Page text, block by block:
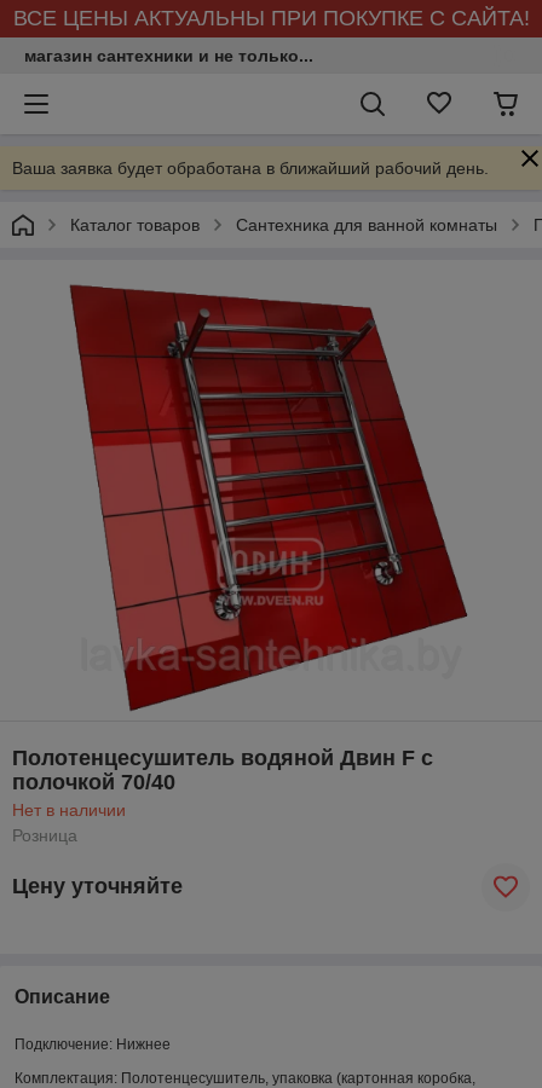
ВСЕ ЦЕНЫ АКТУАЛЬНЫ ПРИ ПОКУПКЕ С САЙТА!
магазин сантехники и не только...
Ваша заявка будет обработана в ближайший рабочий день.
Каталог товаров Сантехника для ванной комнаты
Полотенцесушитель водяной Двин F с
полочкой 70/40
Нет в наличии
Розница
Цену уточняйте
Описание
Подключение: Нижнее
Комплектация: Полотенцесушитель, упаковка (картонная коробка,